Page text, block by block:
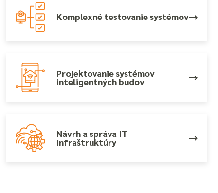
Komplexné testovanie systémov
Projektovanie systémov
inteligentných budov
Návrh a správa IT
infraštruktúry